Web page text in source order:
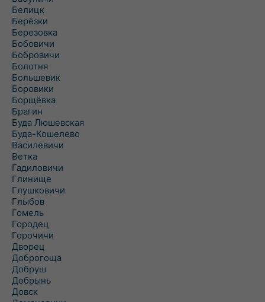
Белицк
Берёзки
Березовка
Бобовичи
Бобровичи
Болотня
Большевик
Боровики
Борщёвка
Брагин
Буда Люшевская
Буда-Кошелево
Василевичи
Ветка
Гадиловичи
Глинище
Глушковичи
Глыбов
Гомель
Городец
Горочичи
Дворец
Доброгоща
Добруш
Добрынь
Довск